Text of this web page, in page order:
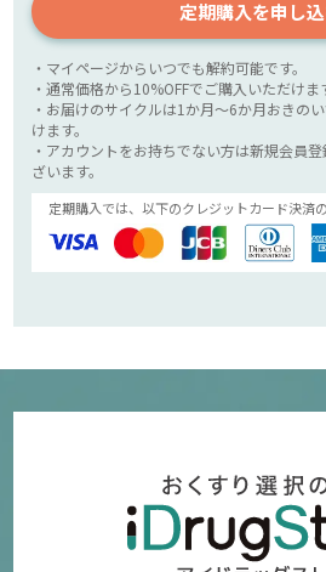
定期購入を申し
・マイページからいつでも解約可能です。
・通常価格から10%OFFでご購入いただけま
・お届けのサイクルは1か月～6か月おきの
けます。
・アカウントをお持ちでない方は新規会員
ざいます。
定期購入では、以下のクレジットカード決済